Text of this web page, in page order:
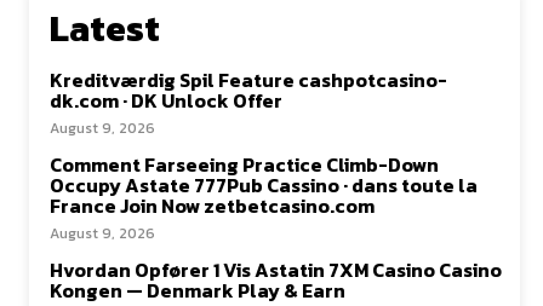
Latest
Kreditværdig Spil Feature cashpotcasino-
dk.com · DK Unlock Offer
August 9, 2026
Comment Farseeing Practice Climb-Down
Occupy Astate 777Pub Cassino · dans toute la
France Join Now zetbetcasino.com
August 9, 2026
Hvordan Opfører 1 Vis Astatin 7XM Casino Casino
Kongen — Denmark Play & Earn